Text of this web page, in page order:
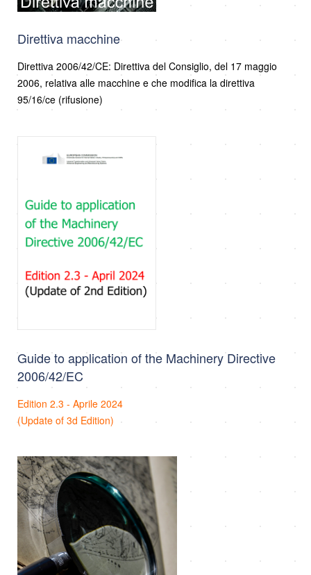
Direttiva macchine
Direttiva 2006/42/CE: Direttiva del Consiglio, del 17 maggio
2006, relativa alle macchine e che modifica la direttiva
95/16/ce (rifusione)
Guide to application of the Machinery Directive
2006/42/EC
Edition 2.3 - Aprile 2024
(Update of 3d Edition)